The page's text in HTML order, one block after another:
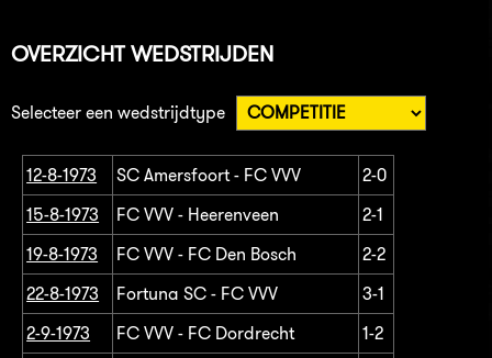
OVERZICHT WEDSTRIJDEN
Selecteer een wedstrijdtype
12-8-1973 SC Amersfoort - FC VVV
2-0
15-8-1973
FC VVV - Heerenveen
2-1
19-8-1973
FC VVV - FC Den Bosch
2-2
22-8-1973
Fortuna SC - FC VVV
3-1
2-9-1973
FC VVV - FC Dordrecht
1-2